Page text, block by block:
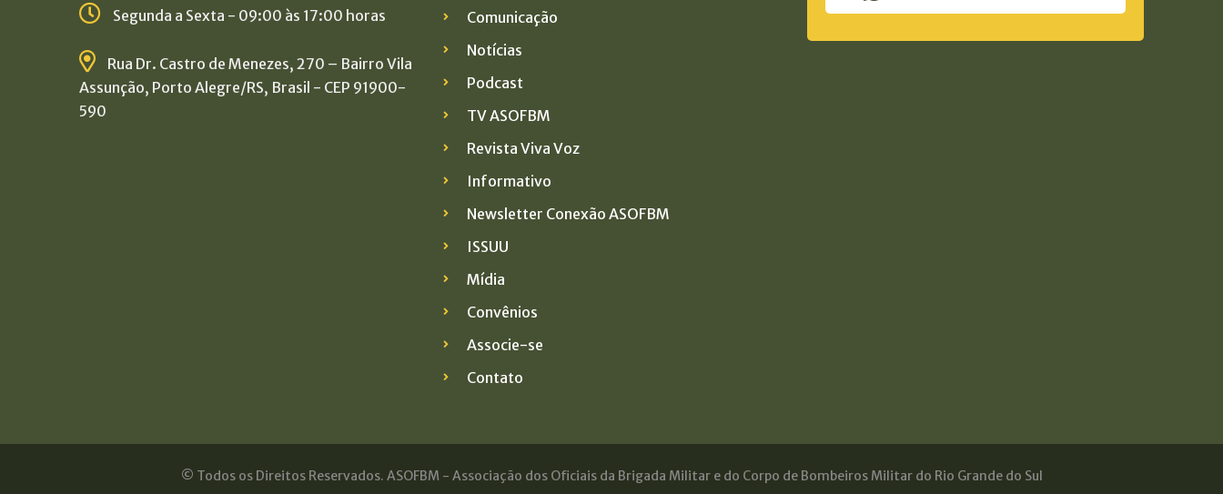
Segunda a Sexta - 09:00 às 17:00 horas
Rua Dr. Castro de Menezes, 270 – Bairro Vila
Assunção, Porto Alegre/RS, Brasil - CEP 91900-
590
Comunicação
Notícias
Podcast
TV ASOFBM
Revista Viva Voz
Informativo
Newsletter Conexão ASOFBM
ISSUU
Mídia
Convênios
Associe-se
Contato
© Todos os Direitos Reservados. ASOFBM - Associação dos Oficiais da Brigada Militar e do Corpo de Bombeiros Militar do Rio Grande do Sul